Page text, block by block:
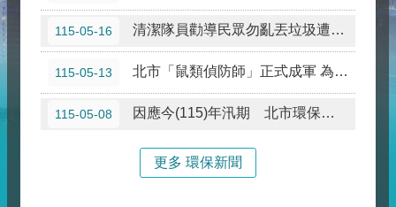
115-05-16 清潔隊員勸導民眾勿亂丟垃圾遭毆打 北市環保局嚴正譴責暴力行徑
115-05-13 北市「鼠類偵防師」正式成軍 為民打造鼠類防火牆
115-05-08 因應今(115)年汛期 北市環保局全面加強清溝巡檢 提前部署防汛整備
更多 環保新聞